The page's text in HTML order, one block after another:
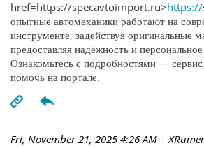
href=https://specavtoimport.ru>
опытные автомеханики работают на
инструменте, задействуя оригинальные
предоставляя надёжность и
Ознакомьтесь с подробностями —
помочь на портале.
Fri, November 21, 2025 4:26 AM |